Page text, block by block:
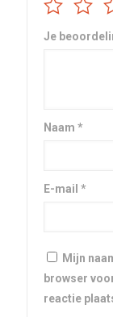
Je
Naam *
E-mail *
Mijn
browser
reactie